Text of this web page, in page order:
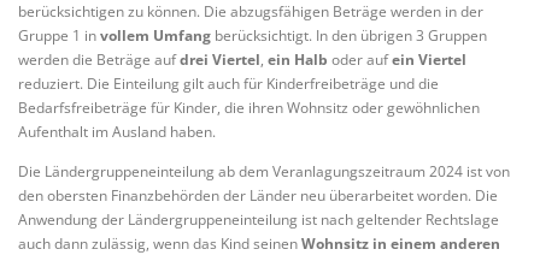
berücksichtigen zu können. Die abzugsfähigen Beträge werden in der
Gruppe 1 invollem Umfang berücksichtigt. In den übrigen 3 Gruppen
werden die Beträge aufdrei Viertel, ein Halb oder aufein Viertel
reduziert. Die Einteilung gilt auch für Kinderfreibeträge und die
Bedarfsfreibeträge für Kinder, die ihren Wohnsitz oder gewöhnlichen
Aufenthalt im Ausland haben.
Die Ländergruppeneinteilung ab dem Veranlagungszeitraum 2024 ist von
den obersten Finanzbehörden der Länder neu überarbeitet worden. Die
Anwendung der Ländergruppeneinteilung ist nach geltender Rechtslage
auch dann zulässig, wenn das Kind seinenWohnsitz in einem anderen